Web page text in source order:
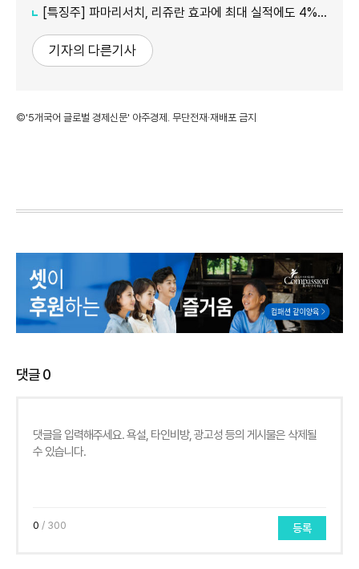
[특징주] 파마리서치, 리쥬란 효과에 최대 실적에도 4%대 약세
기자의 다른기사
©'5개국어 글로벌 경제신문' 아주경제. 무단전재·재배포 금지
댓글0
0 / 300 등록